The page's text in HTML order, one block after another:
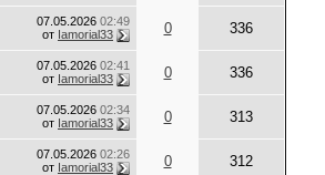
07.05.2026 02:49
от Iamorial33 0 336
07.05.2026 02:41
от Iamorial33 0 336
07.05.2026 02:34
от Iamorial33 0 313
07.05.2026 02:26
от Iamorial33 0 312